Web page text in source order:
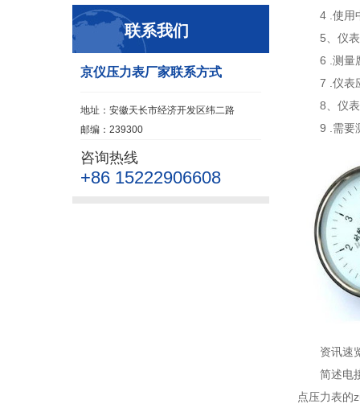
联系我们
京仪压力表厂家联系方式
地址：安徽天长市经济开发区纬二路
邮编：239300
咨询热线
+86 15222906608
4 .使用
5、仪
6 .测量
7 .仪表
8、仪
9 .需要
资讯速
简述电
点压力表的